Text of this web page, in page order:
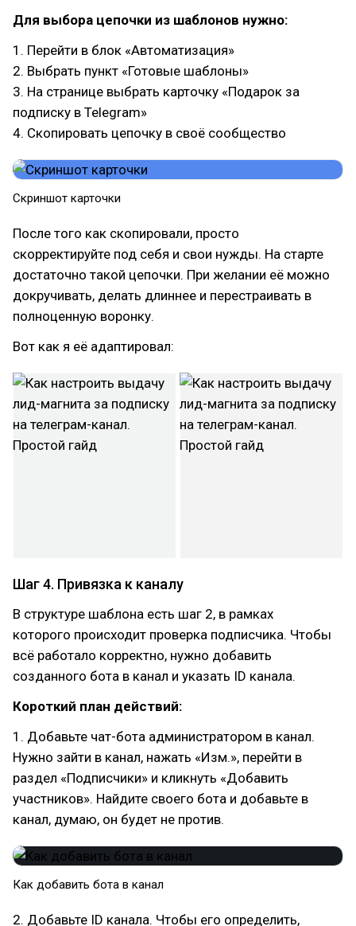
Для выбора цепочки из шаблонов нужно:
1. Перейти в блок «Автоматизация»
2. Выбрать пункт «Готовые шаблоны»
3. На странице выбрать карточку «Подарок за
подписку в Telegram»
4. Скопировать цепочку в своё сообщество
Скриншот карточки
После того как скопировали, просто
скорректируйте под себя и свои нужды. На старте
достаточно такой цепочки. При желании её можно
докручивать, делать длиннее и перестраивать в
полноценную воронку.
Вот как я её адаптировал:
Шаг 4. Привязка к каналу
В структуре шаблона есть шаг 2, в рамках
которого происходит проверка подписчика. Чтобы
всё работало корректно, нужно добавить
созданного бота в канал и указать ID канала.
Короткий план действий:
1. Добавьте чат-бота администратором в канал.
Нужно зайти в канал, нажать «Изм.», перейти в
раздел «Подписчики» и кликнуть «Добавить
участников». Найдите своего бота и добавьте в
канал, думаю, он будет не против.
Как добавить бота в канал
2. Добавьте ID канала. Чтобы его определить,